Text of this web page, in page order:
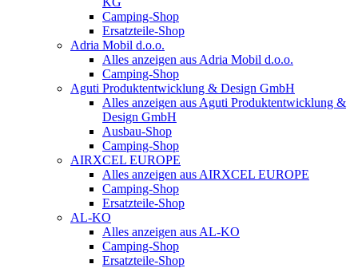
Camping-Shop
Ersatzteile-Shop
Adria Mobil d.o.o.
Alles anzeigen aus Adria Mobil d.o.o.
Camping-Shop
Aguti Produktentwicklung & Design GmbH
Alles anzeigen aus Aguti Produktentwicklung &
Design GmbH
Ausbau-Shop
Camping-Shop
AIRXCEL EUROPE
Alles anzeigen aus AIRXCEL EUROPE
Camping-Shop
Ersatzteile-Shop
AL-KO
Alles anzeigen aus AL-KO
Camping-Shop
Ersatzteile-Shop